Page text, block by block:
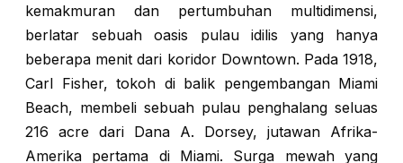
kemakmuran dan pertumbuhan multidimensi,
berlatar sebuah oasis pulau idilis yang hanya
beberapa menit dari koridor Downtown. Pada 1918,
Carl Fisher, tokoh di balik pengembangan Miami
Beach, membeli sebuah pulau penghalang seluas
216 acre dari Dana A. Dorsey, jutawan Afrika-
Amerika pertama di Miami. Surga mewah yang